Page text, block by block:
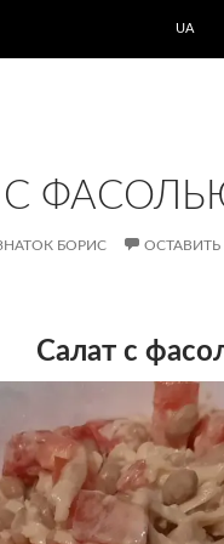
UA
С
БОРИС
Салат с